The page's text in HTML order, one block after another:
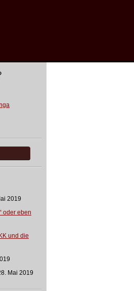
2019
oder eben
und die
Mai 2019